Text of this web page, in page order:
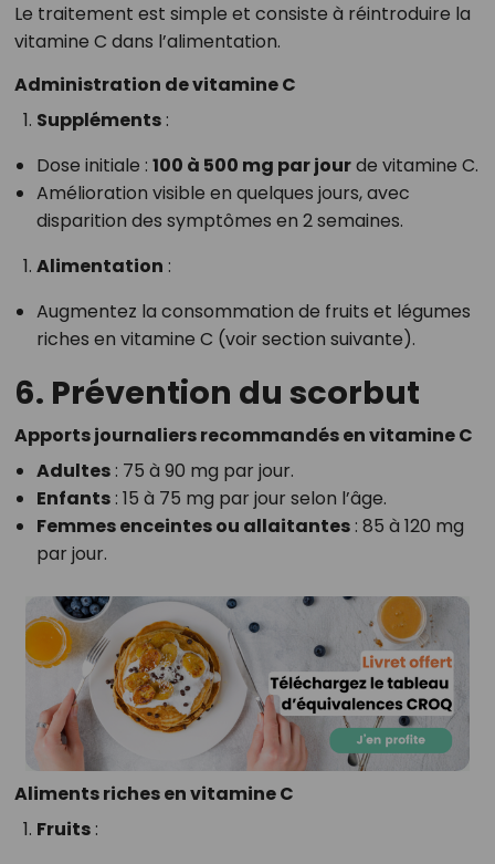
Le traitement est simple et consiste à réintroduire la
vitamine C dans l’alimentation.
Administration de vitamine C
Suppléments:
Dose initiale : 100 à 500 mg par jourde vitamine C.
Amélioration visible en quelques jours, avec
disparition des symptômes en 2 semaines.
Alimentation :
Augmentez la consommation de fruits et légumes
riches en vitamine C (voir section suivante).
6. Prévention du scorbut
Apports journaliers recommandés en vitamine C
Adultes: 75 à 90 mg par jour.
Enfants: 15 à 75 mg par jour selon l’âge.
Femmes enceintes ou allaitantes: 85 à 120 mg
par jour.
Aliments riches en vitamine C
Fruits: